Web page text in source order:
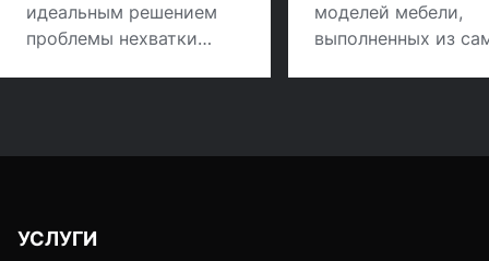
идеальным решением
проблемы нехватки
пространство шкафов-
моделей мебели,
выполненных из
УСЛУГИ